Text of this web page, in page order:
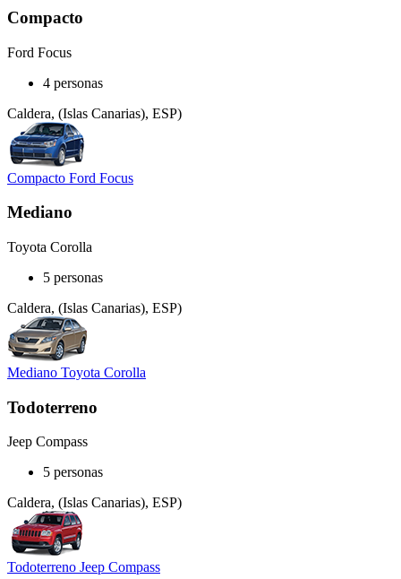
Compacto
Ford Focus
4 personas
Caldera, (Islas Canarias), ESP)
Compacto Ford Focus
Mediano
Toyota Corolla
5 personas
Caldera, (Islas Canarias), ESP)
Mediano Toyota Corolla
Todoterreno
Jeep Compass
5 personas
Caldera, (Islas Canarias), ESP)
Todoterreno Jeep Compass